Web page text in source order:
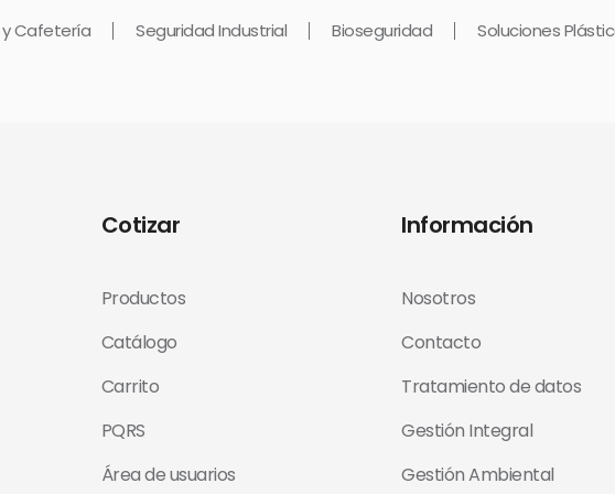
Cafetería Seguridad Industrial Bioseguridad Soluciones
Cotizar
Productos
Catálogo
Carrito
PQRS
Área de usuarios
Información
Nosotros
Contacto
Tratamiento de datos
Gestión Integral
Gestión Ambiental